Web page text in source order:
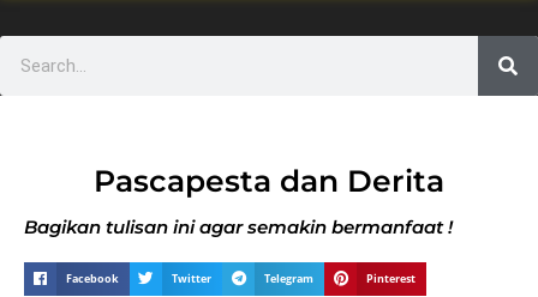
Pascapesta dan Derita
Bagikan tulisan ini agar semakin bermanfaat !
Facebook Twitter Telegram Pinterest